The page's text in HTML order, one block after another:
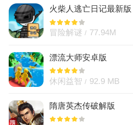
火柴人逃亡日记最新版
冒险解谜 77.94M
漂流大师安卓版
休闲益智 92.9 MB
隋唐英杰传破解版